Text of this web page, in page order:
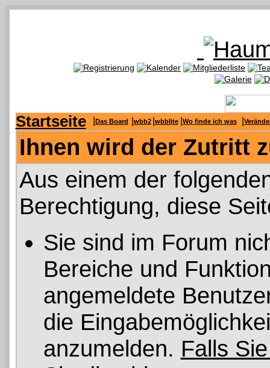
Startseite Das Board wbb2 wbblite Wo finde ich was
Ihnen wird der Zutritt
Aus einem der
Berechtigung, diese
Sie sind im Forum
Bereiche und
angemeldete
die
anzumelden. Falls